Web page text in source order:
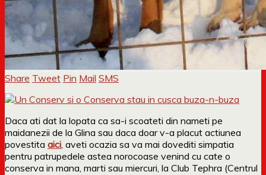
Share Tweet Pin Mail SMS
Daca ati dat la lopata ca sa-i scoateti din nameti pe
maidanezii de la Glina sau daca doar v-a placut actiunea
povestita aici , aveti ocazia sa va mai dovediti simpatia
pentru patrupedele astea norocoase venind cu cate o
conserva in mana, marti sau miercuri, la Club Tephra (Centrul